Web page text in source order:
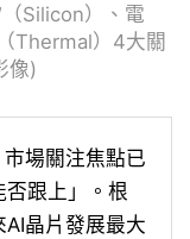
Silicon）、電
Thermal）4大關
像)
場關注焦點已
跟上」。根
晶片發展最大